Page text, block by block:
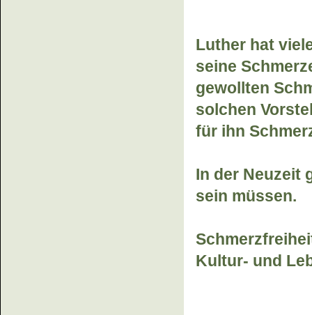
Luther hat
seine
gewollten
solchen
für ihn
In der Neuzeit
sein müssen.
Kultur- und